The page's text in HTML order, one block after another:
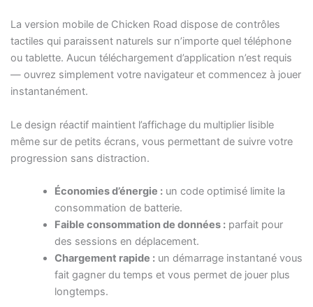
La version mobile de Chicken Road dispose de contrôles
tactiles qui paraissent naturels sur n’importe quel téléphone
ou tablette. Aucun téléchargement d’application n’est requis
— ouvrez simplement votre navigateur et commencez à jouer
instantanément.
Le design réactif maintient l’affichage du multiplier lisible
même sur de petits écrans, vous permettant de suivre votre
progression sans distraction.
Économies d’énergie : un code optimisé limite la
consommation de batterie.
Faible consommation de données : parfait pour
des sessions en déplacement.
Chargement rapide : un démarrage instantané vous
fait gagner du temps et vous permet de jouer plus
longtemps.